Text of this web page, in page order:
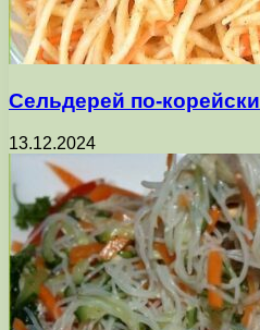
Сельдерей по-корейски
13.12.2024